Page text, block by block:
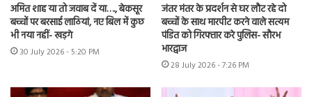
अमित शाह या तो जवाब दें या…., बेकसूर
बच्चों पर बरसाई लाठियां, नए बिल में कुछ
भी नया नहीं- खड़गे
30 July 2026 - 5:20 PM
जंतर मंतर के प्रदर्शन से घर लौट रहे दो
बच्चों के साथ मारपीट करने वाले सत्यम
पंडित को गिरफ्तार करे पुलिस- सौरभ
भारद्वाज
28 July 2026 - 7:26 PM